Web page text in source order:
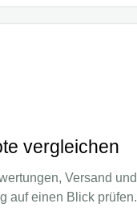
vergleichen
Versand und
auf einen Blick prüfen.